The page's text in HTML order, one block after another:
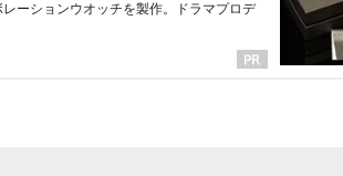
ーションウオッチを製作。ドラマプロデ